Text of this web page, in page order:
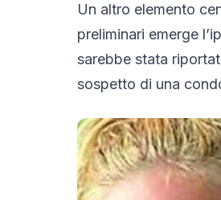
Un altro elemento
preliminari emerge
sarebbe stata
sospetto di una